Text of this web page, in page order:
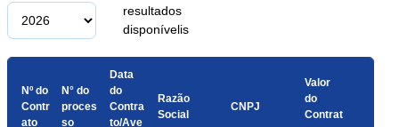
resultados
disponívelis
Nº do
Contr
ato
N° do
proces
so
Data
do
Contra
to/Ave
Razão
Social
CNPJ
Valor
do
Contrat